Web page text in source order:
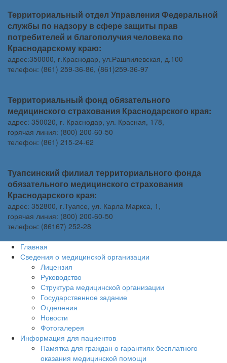
Территориальный отдел Управления Федеральной
службы по надзору в сфере защиты прав
потребителей и благополучия человека по
Краснодарскому краю:
адрес:350000, г.Краснодар, ул.Рашпилевская, д.100
телефон: (861) 259-36-86, (861)259-36-97
Территориальный фонд обязательного
медицинского страхования Краснодарского края:
адрес: 350020, г. Краснодар, ул. Красная, 178,
горячая линия: (800) 200-60-50
телефон: (861) 215-24-62
Туапсинский филиал территориального фонда
обязательного медицинского страхования
Краснодарского края:
адрес: 352800, г.Туапсе, ул. Карла Маркса, 1,
горячая линия: (800) 200-60-50
телефон: (86167) 252-28
Главная
Сведения о медицинской организации
Лицензия
Руководство
Структура медицинской организации
Государственное задание
Отделения
Новости
Фотогалерея
Информация для пациентов
Памятка для граждан о гарантиях бесплатного
оказания медицинской помощи